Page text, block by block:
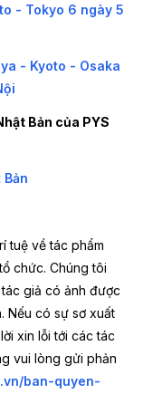
- Tokyo 6 ngày 5
- Kyoto - Osaka
Bản của PYS
tuệ về tác phẩm
chức. Chúng tôi
giả có ảnh được
Nếu có sự sơ xuất
xin lỗi tới các tác
vui lòng gửi phản
ban-quyen-